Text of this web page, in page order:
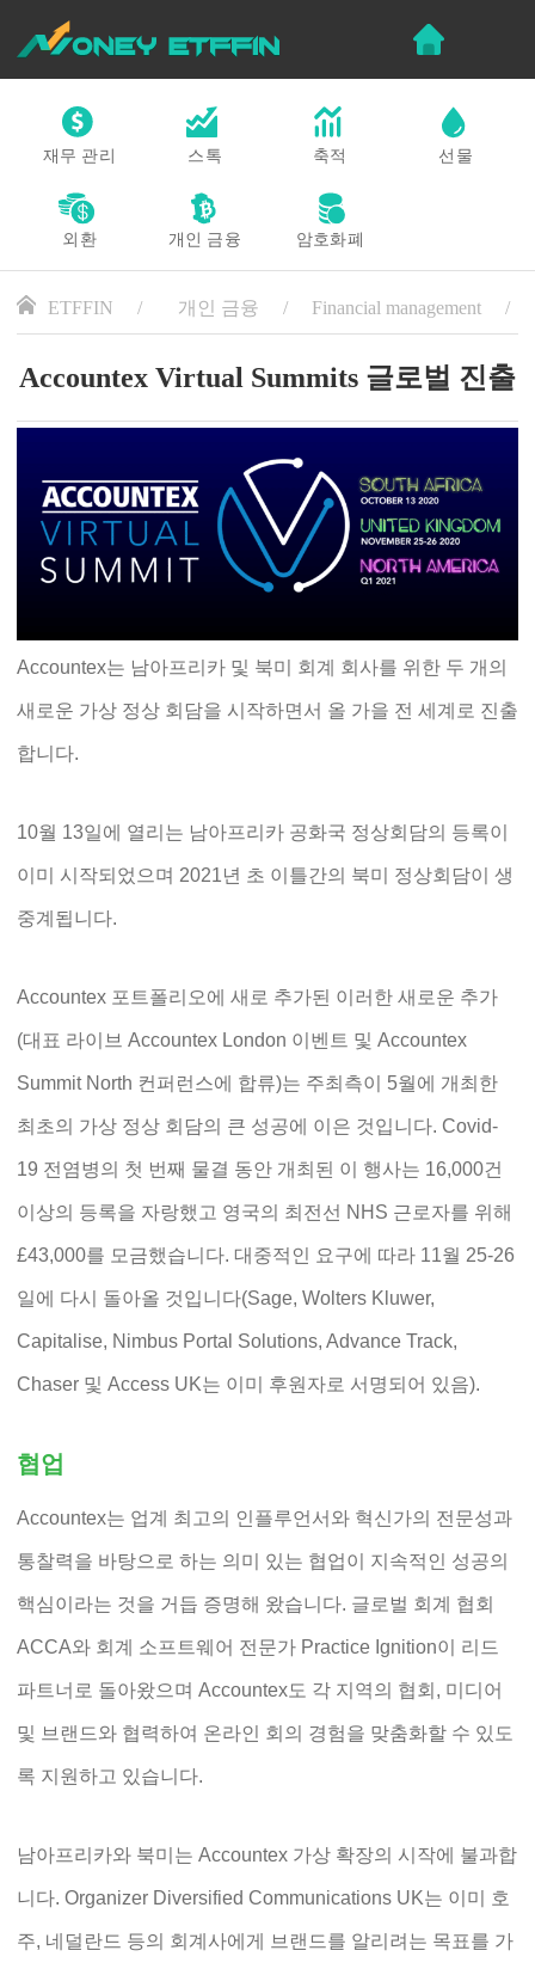
재무 관리 스톡 축적 선물
외환 개인 금융 암호화폐
ETFFIN 개인 금융 Financial management
Accountex Virtual Summits 글로벌 진출
Accountex는 남아프리카 및 북미 회계 회사를 위한 두 개의
새로운 가상 정상 회담을 시작하면서 올 가을 전 세계로 진출
합니다.
10월 13일에 열리는 남아프리카 공화국 정상회담의 등록이
이미 시작되었으며 2021년 초 이틀간의 북미 정상회담이 생
중계됩니다.
Accountex 포트폴리오에 새로 추가된 이러한 새로운 추가
(대표 라이브 Accountex London 이벤트 및 Accountex
Summit North 컨퍼런스에 합류)는 주최측이 5월에 개최한
최초의 가상 정상 회담의 큰 성공에 이은 것입니다. Covid-
19 전염병의 첫 번째 물결 동안 개최된 이 행사는 16,000건
이상의 등록을 자랑했고 영국의 최전선 NHS 근로자를 위해
£43,000를 모금했습니다. 대중적인 요구에 따라 11월 25-26
일에 다시 돌아올 것입니다(Sage, Wolters Kluwer,
Capitalise, Nimbus Portal Solutions, Advance Track,
Chaser 및 Access UK는 이미 후원자로 서명되어 있음).
협업
Accountex는 업계 최고의 인플루언서와 혁신가의 전문성과
통찰력을 바탕으로 하는 의미 있는 협업이 지속적인 성공의
핵심이라는 것을 거듭 증명해 왔습니다. 글로벌 회계 협회
ACCA와 회계 소프트웨어 전문가 Practice Ignition이 리드
파트너로 돌아왔으며 Accountex도 각 지역의 협회, 미디어
및 브랜드와 협력하여 온라인 회의 경험을 맞춤화할 수 있도
록 지원하고 있습니다.
남아프리카와 북미는 Accountex 가상 확장의 시작에 불과합
니다. Organizer Diversified Communications UK는 이미 호
주, 네덜란드 등의 회계사에게 브랜드를 알리려는 목표를 가